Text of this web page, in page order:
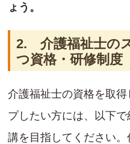
ょう。
2. 介護福祉士の
つ資格・研修制度
介護福祉士の資格を取
プしたい方には、以下
講を目指してください